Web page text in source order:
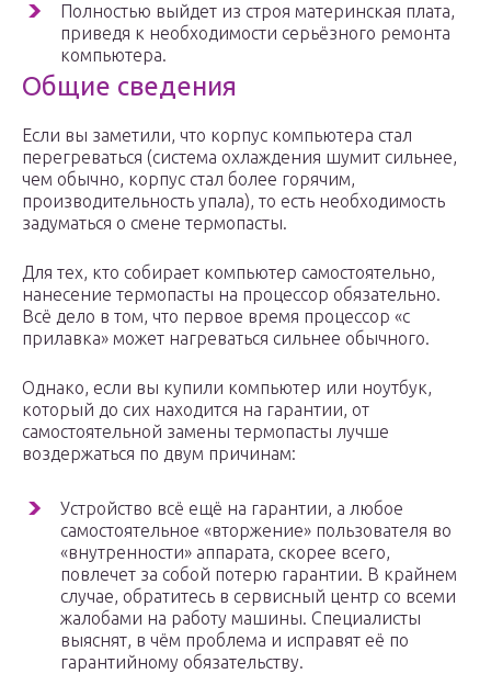
Полностью выйдет из строя материнская плата,
приведя к необходимости серьёзного ремонта
компьютера.
Общие сведения
Если вы заметили, что корпус компьютера стал
перегреваться (система охлаждения шумит сильнее,
чем обычно, корпус стал более горячим,
производительность упала), то есть необходимость
задуматься о смене термопасты.
Для тех, кто собирает компьютер самостоятельно,
нанесение термопасты на процессор обязательно.
Всё дело в том, что первое время процессор «с
прилавка» может нагреваться сильнее обычного.
Однако, если вы купили компьютер или ноутбук,
который до сих находится на гарантии, от
самостоятельной замены термопасты лучше
воздержаться по двум причинам:
Устройство всё ещё на гарантии, а любое
самостоятельное «вторжение» пользователя во
«внутренности» аппарата, скорее всего,
повлечет за собой потерю гарантии. В крайнем
случае, обратитесь в сервисный центр со всеми
жалобами на работу машины. Специалисты
выяснят, в чём проблема и исправят её по
гарантийному обязательству.